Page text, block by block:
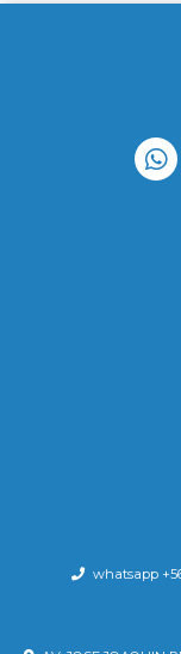
whatsapp +56